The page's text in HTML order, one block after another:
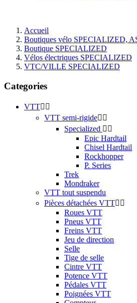
Accueil
Boutiques vélo SPECIALIZED,
Boutique SPECIALIZED
Vélos électriques SPECIALIZED
VTC/VILLE SPECIALIZED
Categories
VTT 
VTT semi-rigide 
Specialized  
Epic Hardtail
Chisel Hardtail
Rockhopper
P. Series
Trek
Mondraker
VTT tout suspendu
Pièces détachées VTT 
Roues VTT
Pneus VTT
Freins VTT
Jeu de direction
Selle
Tige de selle
Cintre VTT
Potence VTT
Pédales VTT
Poignées VTT